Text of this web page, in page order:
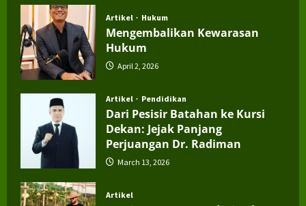
Artikel Hukum
Mengembalikan Kewarasan
Hukum
April 2, 2026
Artikel Pendidikan
Dari Pesisir Batahan ke Kursi
Dekan: Jejak Panjang
Perjuangan Dr. Radiman
March 13, 2026
Artikel